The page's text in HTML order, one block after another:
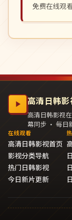
免费在线观
高清日韩
高清日韩影视
幕同步 · 每日
在线观看
高清日韩影视首页
影视分类导航
热门日韩影视
今日新片更新